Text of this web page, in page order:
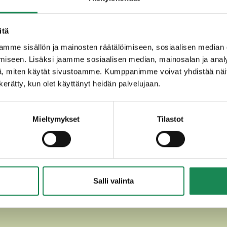
sisällön ja mainosten räätälöimiseen, sosiaalisen
Lisäksi jaamme sosiaalisen median, mainosalan ja
miten käytät sivustoamme. Kumppanimme voivat yhdistää
kun olet käyttänyt heidän palvelujaan.
Mieltymykset Tilastot
Salli valinta
, vuohen- ja lampaanMAITO, suola, juoksute, hapate,
).
MAITO, kuohuviini, kuohuviini-aromi, hapate,
HERKULLISET